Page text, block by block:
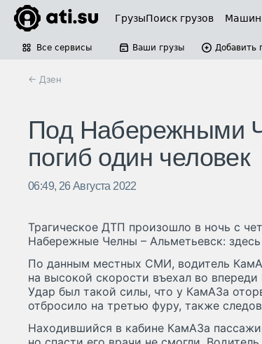
ГрузыПоиск грузов
Все сервисы Ваши грузы Добавить
← Дзен
Под Набережными
погиб один человек
06:49, 26 Августа 2022
Трагическое ДТП произошло в ночь с
Набережные Челны – Альметьевск: здесь
По данным местных СМИ, водитель
на высокой скорости въехал во
Удар был такой силы, что у КамАЗа
отбросило на третью фуру, также
Находившийся в кабине КамАЗа